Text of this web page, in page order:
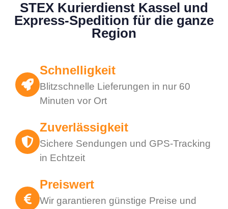
STEX Kurierdienst Kassel und
Express-Spedition für die ganze
Region
Schnelligkeit
Blitzschnelle Lieferungen in nur 60
Minuten vor Ort
Zuverlässigkeit
Sichere Sendungen und GPS-Tracking
in Echtzeit
Preiswert
Wir garantieren günstige Preise und